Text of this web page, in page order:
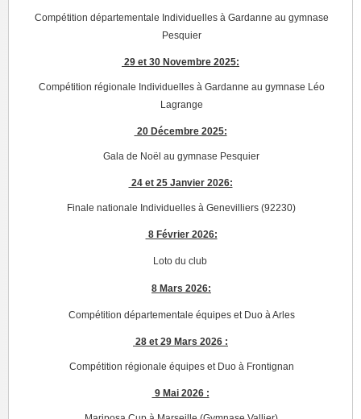
Compétition départementale Individuelles à Gardanne au gymnase
Pesquier
29 et 30 Novembre 2025:
Compétition régionale Individuelles à Gardanne au gymnase Léo
Lagrange
20 Décembre 2025:
Gala de Noël au gymnase Pesquier
24 et 25 Janvier 2026:
Finale nationale Individuelles à Genevilliers (92230)
8 Février 2026:
Loto du club
8 Mars 2026:
Compétition départementale équipes et Duo à Arles
28 et 29 Mars 2026 :
Compétition régionale équipes et Duo à Frontignan
9 Mai 2026 :